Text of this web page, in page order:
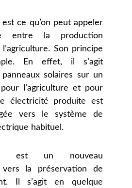
est ce qu’on peut appeler
entre la production
Son principe
En effet, il s’agit
panneaux solaires sur un
l’agriculture et pour
électricité produite est
vers le système de
habituel.
est un nouveau
vers la préservation de
Il s’agit en quelque